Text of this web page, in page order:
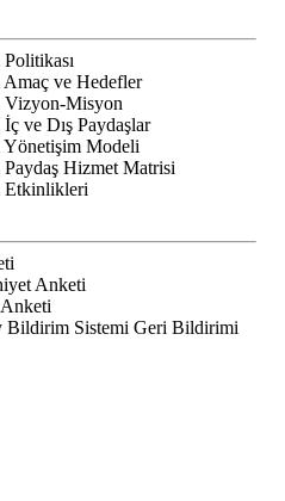
Amaç ve Hedefler
Vizyon-Misyon
ve Dış Paydaşlar
Yönetişim Modeli
Hizmet Matrisi
Etkinlikleri
Anketi
Bildirim Sistemi Geri Bildirimi